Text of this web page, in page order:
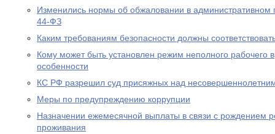
Изменились нормы об обжаловании в
44-ФЗ
Каким требованиям безопасности должны
Кому может быть установлен режим неполного рабочего
особенности
КС РФ разрешил суд присяжных над
Меры по предупреждению коррупции
Назначении ежемесячной выплаты в связи с рождением
проживания